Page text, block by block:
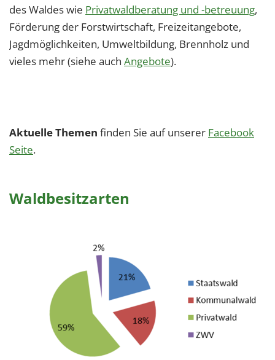
des Waldes wie Privatwaldberatung und -betreuung,
Förderung der Forstwirtschaft, Freizeitangebote,
Jagdmöglichkeiten, Umweltbildung, Brennholz und
vieles mehr (siehe auch Angebote).
Aktuelle Themen finden Sie auf unserer Facebook
Seite.
Waldbesitzarten
Vimeo